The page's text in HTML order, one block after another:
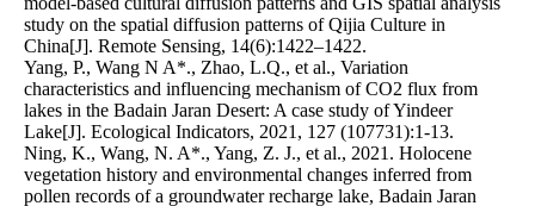
study on the spatial diffusion patterns of Qijia Culture in
China[J]. Remote Sensing, 14(6):1422–1422.
Yang, P., Wang N A*., Zhao, L.Q., et al., Variation
characteristics and influencing mechanism of CO2 flux from
lakes in the Badain Jaran Desert: A case study of Yindeer
Lake[J]. Ecological Indicators, 2021, 127 (107731):1-13.
Ning, K., Wang, N. A*., Yang, Z. J., et al., 2021. Holocene
vegetation history and environmental changes inferred from
pollen records of a groundwater recharge lake, Badain Jaran